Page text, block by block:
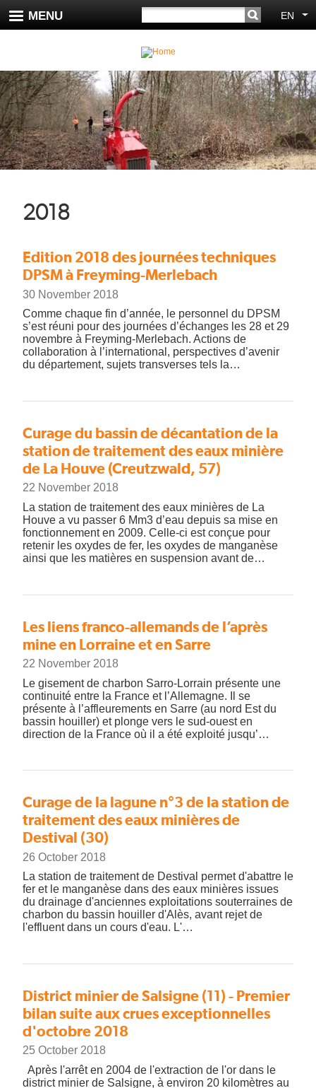
main
MENU EN
SEARCH
2018
Edition 2018 des journées techniques
DPSM à Freyming-Merlebach
30 November 2018
Comme chaque fin d’année, le personnel du DPSM
s’est réuni pour des journées d’échanges les 28 et 29
novembre à Freyming-Merlebach. Actions de
collaboration à l’international, perspectives d’avenir
du département, sujets transverses tels la…
Curage du bassin de décantation de la
station de traitement des eaux minière
de La Houve (Creutzwald, 57)
22 November 2018
La station de traitement des eaux minières de La
Houve a vu passer 6 Mm3 d’eau depuis sa mise en
fonctionnement en 2009. Celle-ci est conçue pour
retenir les oxydes de fer, les oxydes de manganèse
ainsi que les matières en suspension avant de…
Les liens franco-allemands de l’après
mine en Lorraine et en Sarre
22 November 2018
Le gisement de charbon Sarro-Lorrain présente une
continuité entre la France et l’Allemagne. Il se
présente à l’affleurements en Sarre (au nord Est du
bassin houiller) et plonge vers le sud-ouest en
direction de la France où il a été exploité jusqu’…
Curage de la lagune n°3 de la station de
traitement des eaux minières de
Destival (30)
26 October 2018
La station de traitement de Destival permet d'abattre le
fer et le manganèse dans des eaux minières issues
du drainage d'anciennes exploitations souterraines de
charbon du bassin houiller d'Alès, avant rejet de
l'effluent dans un cours d'eau. L'…
District minier de Salsigne (11) - Premier
bilan suite aux crues exceptionnelles
d'octobre 2018
25 October 2018
Après l'arrêt en 2004 de l'extraction de l'or dans le
district minier de Salsigne, à environ 20 kilomètres au